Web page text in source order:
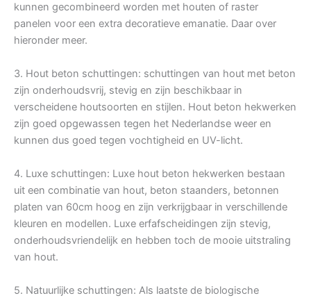
kunnen gecombineerd worden met houten of raster
panelen voor een extra decoratieve emanatie. Daar over
hieronder meer.
3. Hout beton schuttingen: schuttingen van hout met beton
zijn onderhoudsvrij, stevig en zijn beschikbaar in
verscheidene houtsoorten en stijlen. Hout beton hekwerken
zijn goed opgewassen tegen het Nederlandse weer en
kunnen dus goed tegen vochtigheid en UV-licht.
4. Luxe schuttingen: Luxe hout beton hekwerken bestaan
uit een combinatie van hout, beton staanders, betonnen
platen van 60cm hoog en zijn verkrijgbaar in verschillende
kleuren en modellen. Luxe erfafscheidingen zijn stevig,
onderhoudsvriendelijk en hebben toch de mooie uitstraling
van hout.
5. Natuurlijke schuttingen: Als laatste de biologische